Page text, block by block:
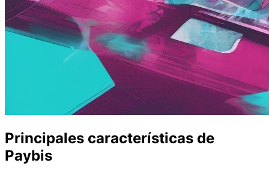
Principales características de
Paybis